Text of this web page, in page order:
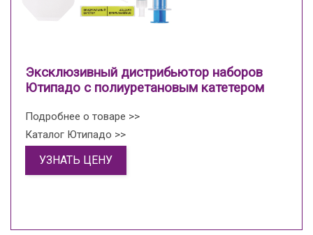
Эксклюзивный дистрибьютор наборов
Ютипадо с полиуретановым катетером
Подробнее о товаре >>
Каталог Ютипадо >>
УЗНАТЬ ЦЕНУ